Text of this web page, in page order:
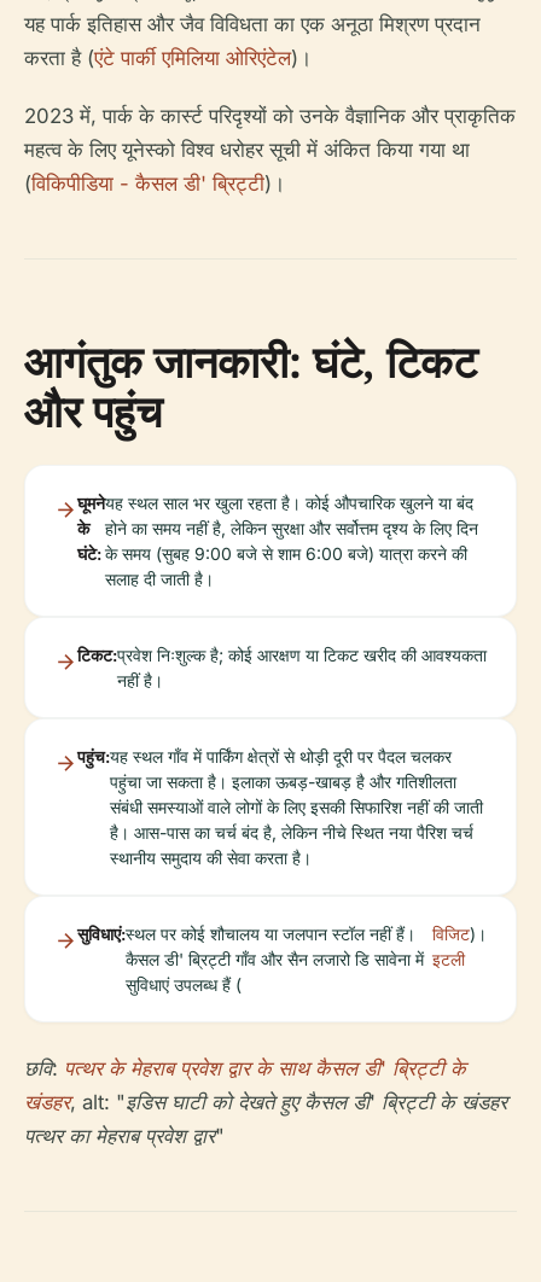
यह पार्क इतिहास और जैव विविधता का एक अनूठा मिश्रण प्रदान
करता है (एंटे पार्की एमिलिया ओरिएंटेल)।
2023 में, पार्क के कार्स्ट परिदृश्यों को उनके वैज्ञानिक और प्राकृतिक
महत्व के लिए यूनेस्को विश्व धरोहर सूची में अंकित किया गया था
(विकिपीडिया - कैसल डी' ब्रिट्टी)।
आगंतुक जानकारी: घंटे, टिकट
और पहुंच
घूमने
के
घंटे:
यह स्थल साल भर खुला रहता है। कोई औपचारिक खुलने या बंद
होने का समय नहीं है, लेकिन सुरक्षा और सर्वोत्तम दृश्य के लिए दिन
के समय (सुबह 9:00 बजे से शाम 6:00 बजे) यात्रा करने की
सलाह दी जाती है।
टिकट:प्रवेश निःशुल्क है; कोई आरक्षण या टिकट खरीद की आवश्यकता
नहीं है।
पहुंच:यह स्थल गाँव में पार्किंग क्षेत्रों से थोड़ी दूरी पर पैदल चलकर
पहुंचा जा सकता है। इलाका ऊबड़-खाबड़ है और गतिशीलता
संबंधी समस्याओं वाले लोगों के लिए इसकी सिफारिश नहीं की जाती
है। आस-पास का चर्च बंद है, लेकिन नीचे स्थित नया पैरिश चर्च
स्थानीय समुदाय की सेवा करता है।
सुविधाएं:स्थल पर कोई शौचालय या जलपान स्टॉल नहीं हैं।
कैसल डी' ब्रिट्टी गाँव और सैन लजारो डि सावेना में
सुविधाएं उपलब्ध हैं (
विजिट
इटली
)।
छवि: पत्थर के मेहराब प्रवेश द्वार के साथ कैसल डी' ब्रिट्टी के
खंडहर, alt: "इडिस घाटी को देखते हुए कैसल डी' ब्रिट्टी के खंडहर
पत्थर का मेहराब प्रवेश द्वार"